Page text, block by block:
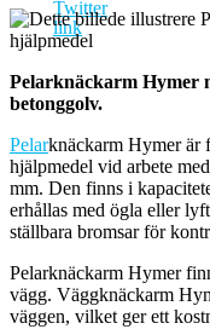
Pelarknäckarm Hymer
betonggolv.
Pelarknäckarm Hymer är
hjälpmedel vid arbete
mm. Den finns i
erhållas med ögla eller
ställbara bromsar för
Pelarknäckarm Hymer
vägg. Väggknäckarm
väggen, vilket ger ett